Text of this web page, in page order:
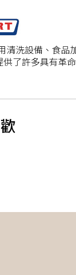
用清洗設備、食
了許多具有革